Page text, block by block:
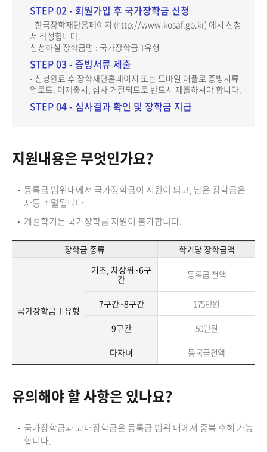
STEP 02 - 회원가입 후 국가장학금 신청
- 한국장학재단홈페이지 (http://www.kosaf.go.kr) 에서 신청
서 작성합니다.
신청하실 장학금명 : 국가장학금 1유형
STEP 03 - 증빙서류 제출
- 신청완료 후 장학재단홈페이지 또는 모바일 어플로 증빙서류
업로드. 미제출시, 심사 거절되므로 반드시 제출하셔야 합니다.
STEP 04 - 심사결과 확인 및 장학금 지급
지원내용은 무엇인가요?
등록금 범위내에서 국가장학금이 지원이 되고, 남은 장학금은
자동 소멸됩니다.
계절학기는 국가장학금 지원이 불가합니다.
장학금 종류 학기당 장학금액
국가장학금Ⅰ유형
기초, 차상위~6구
간
등록금 전액
7구간~8구간 175만원
9구간 50만원
다자녀 등록금전액
유의해야 할 사항은 있나요?
국가장학금과 교내장학금은 등록금 범위 내에서 중복 수혜 가능
합니다.